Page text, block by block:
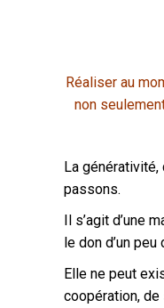
Réaliser au
non
La générativité,
passons.
Il s’agit d’une
le don d’un
Elle ne peut
coopération, de